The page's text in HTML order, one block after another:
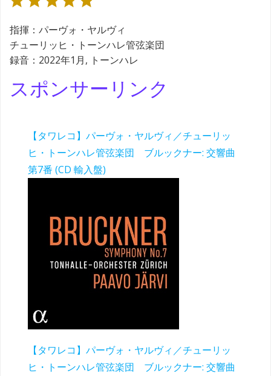
指揮：パーヴォ・ヤルヴィ
チューリッヒ・トーンハレ管弦楽団
録音：2022年1月, トーンハレ
スポンサーリンク
【タワレコ】パーヴォ・ヤルヴィ／チューリッ
ヒ・トーンハレ管弦楽団 ブルックナー: 交響曲
第7番 (CD 輸入盤)
【タワレコ】パーヴォ・ヤルヴィ／チューリッ
ヒ・トーンハレ管弦楽団 ブルックナー: 交響曲